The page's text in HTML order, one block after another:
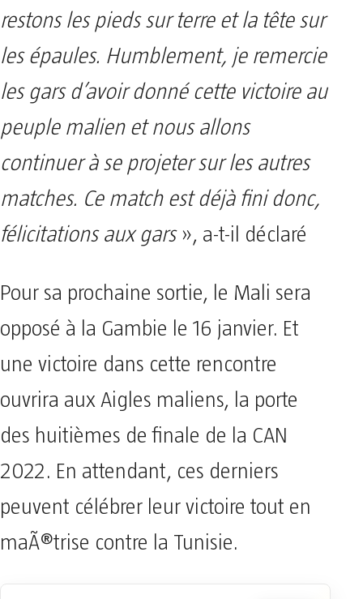
restons les pieds sur terre et la tête sur
les épaules. Humblement, je remercie
les gars d’avoir donné cette victoire au
peuple malien et nous allons
continuer à se projeter sur les autres
matches. Ce match est déjà fini donc,
félicitations aux gars», a-t-il déclaré
Pour sa prochaine sortie, le Mali sera
opposé à la Gambie le 16 janvier. Et
une victoire dans cette rencontre
ouvrira aux Aigles maliens, la porte
des huitièmes de finale de la CAN
2022. En attendant, ces derniers
peuvent célébrer leur victoire tout en
maÃ®trise contre la Tunisie.